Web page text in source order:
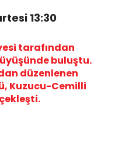
13:30
tarafından
buluştu.
düzenlenen
Kuzucu-Cemilli